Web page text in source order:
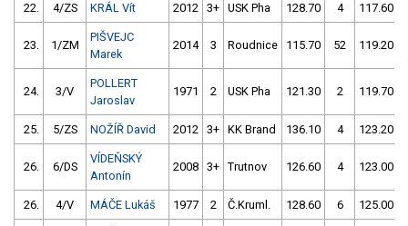
22. 4/ZS KRÁL Vít 2012 3+ USK Pha 128.70 4 117.60
23. 1/ZM
PIŠVEJC
Marek
2014 3 Roudnice 115.70 52 119.20
24. 3/V
POLLERT
Jaroslav
1971 2 USK Pha 121.30 2 119.70
25. 5/ZS NOŽÍŘ David 2012 3+ KK Brand 136.10 4 123.20
26. 6/DS
VÍDEŇSKÝ
Antonín
2008 3+ Trutnov 126.60 4 123.00
26. 4/V MÁČE Lukáš 1977 2 Č.Kruml. 128.60 6 125.00